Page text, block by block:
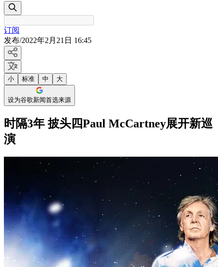
订阅
发布/2022年2月21日 16:45
小 标准 中 大
设为谷歌新闻首选来源
时隔3年 披头四Paul McCartney展开新巡
演